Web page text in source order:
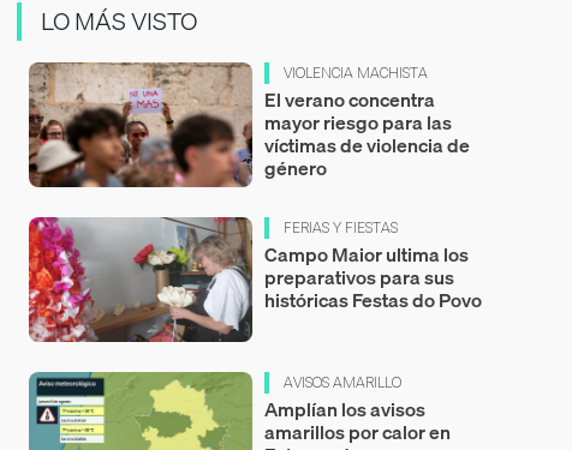
LO MÁS VISTO
VIOLENCIA MACHISTA
El verano concentra
mayor riesgo para las
víctimas de violencia de
género
FERIAS Y FIESTAS
Campo Maior ultima los
preparativos para sus
históricas Festas do Povo
AVISOS AMARILLO
Amplían los avisos
amarillos por calor en